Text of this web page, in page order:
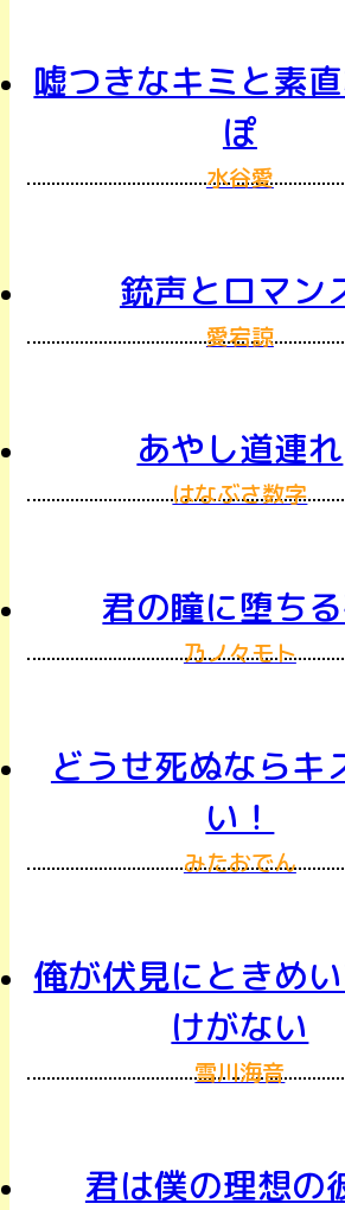
嘘つきなキミと素
ぽ
水谷愛
銃声とロマン
愛宕諒
あやし道連れ
はなぶさ数字
君の瞳に堕ち
乃ノ々モト
どうせ死ぬならキ
い！
みたおでん
俺が伏見にときめ
けがない
雪川海音
君は僕の理想の